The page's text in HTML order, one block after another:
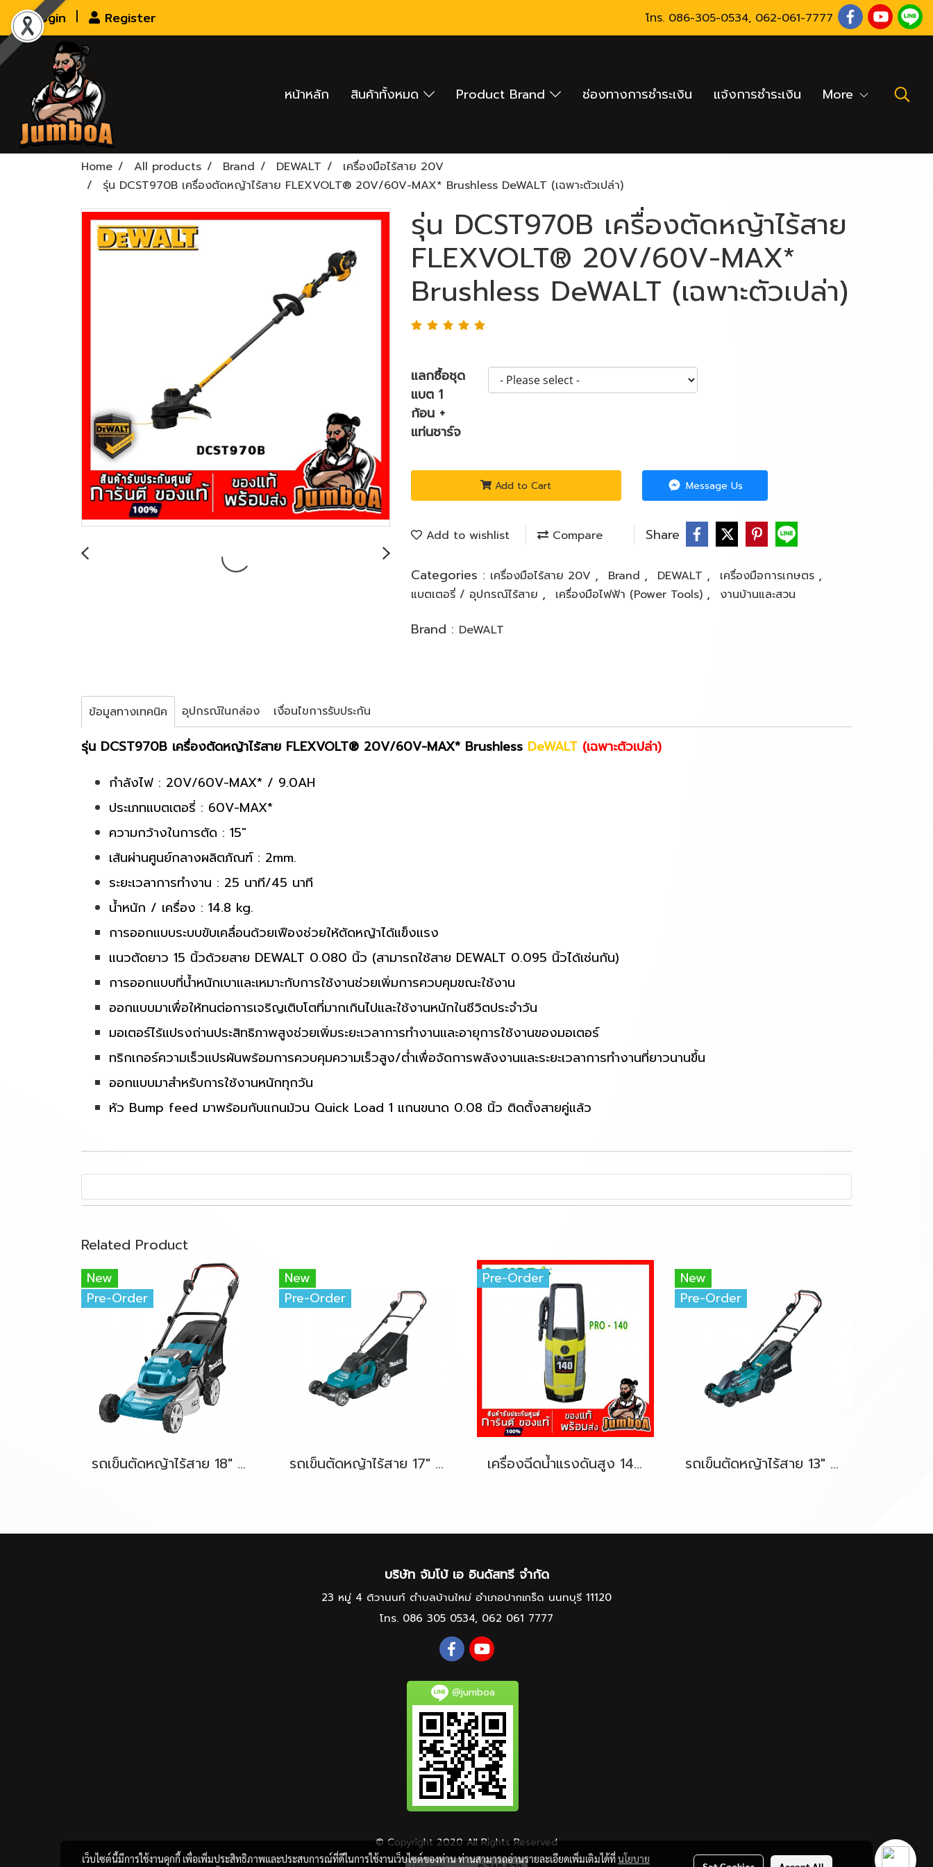
Login Register โทร. 086-305-0534, 062-061-7777
หน้าหลัก สินค้าทั้งหมด Product Brand ช่องทางการชำระเงิน แจ้งการชำระเงิน More
Home All products Brand DEWALT
เครื่องมือไร้สาย 20V
รุ่น DCST970B เครื่องตัดหญ้าไร้สาย FLEXVOLT® 20V/60V-MAX* Brushless DeWALT (เฉพาะตัวเปล่า)
รุ่น DCST970B เครื่องตัดหญ้าไร้สาย
FLEXVOLT® 20V/60V-MAX*
Brushless DeWALT (เฉพาะตัวเปล่า)
แลกซื้อชุด
แบต 1
ก้อน +
แท่นชาร์จ
Add to Cart Message Us
Add to wishlist Compare Share
Categories : เครื่องมือไร้สาย 20V , Brand , DEWALT , เครื่องมือการเกษตร ,
แบตเตอรี่ / อุปกรณ์ไร้สาย , เครื่องมือไฟฟ้า (Power Tools) , งานบ้านและสวน
Brand : DeWALT
ข้อมูลทางเทคนิค อุปกรณ์ในกล่อง เงื่อนไขการรับประกัน
รุ่น DCST970B เครื่องตัดหญ้าไร้สาย FLEXVOLT® 20V/60V-MAX* Brushless DeWALT (เฉพาะตัวเปล่า)
กำลังไฟ : 20V/60V-MAX* / 9.0AH
ประเภทแบตเตอรี่ : 60V-MAX*
ความกว้างในการตัด : 15"
เส้นผ่านศูนย์กลางผลิตภัณฑ์ : 2mm.
ระยะเวลาการทำงาน : 25 นาที/45 นาที
น้ำหนัก / เครื่อง : 14.8 kg.
การออกแบบระบบขับเคลื่อนด้วยเฟืองช่วยให้ตัดหญ้าได้แข็งแรง
แนวตัดยาว 15 นิ้วด้วยสาย DEWALT 0.080 นิ้ว (สามารถใช้สาย DEWALT 0.095 นิ้วได้เช่นกัน)
การออกแบบที่น้ำหนักเบาและเหมาะกับการใช้งานช่วยเพิ่มการควบคุมขณะใช้งาน
ออกแบบมาเพื่อให้ทนต่อการเจริญเติบโตที่มากเกินไปและใช้งานหนักในชีวิตประจำวัน
มอเตอร์ไร้แปรงถ่านประสิทธิภาพสูงช่วยเพิ่มระยะเวลาการทำงานและอายุการใช้งานของมอเตอร์
ทริกเกอร์ความเร็วแปรผันพร้อมการควบคุมความเร็วสูง/ต่ำเพื่อจัดการพลังงานและระยะเวลาการทำงานที่ยาวนานขึ้น
ออกแบบมาสำหรับการใช้งานหนักทุกวัน
หัว Bump feed มาพร้อมกับแกนม้วน Quick Load 1 แกนขนาด 0.08 นิ้ว ติดตั้งสายคู่แล้ว
Related Product
New
Pre-Order
รถเข็นตัดหญ้าไร้สาย 18" 36V-BL (18Vx2) MAKITA DLM460Z ตัวเครื่องเปล่า
New
Pre-Order
รถเข็นตัดหญ้าไร้สาย 17" 36V-LXT (18Vx2) MAKITA DLM432Z ตัวเครื่องเปล่า
Pre-Order
เครื่องฉีดน้ำแรงดันสูง 140 Bar LAVOR PRO-140 2100W.
New
Pre-Order
รถเข็นตัดหญ้าไร้สาย 13" 18V-LXT MAKITA DLM330Z ตัวเครื่องเปล่า
บริษัท จัมโบ้ เอ อินดัสทรี จำกัด
23 หมู่ 4 ติวานนท์ ตำบลบ้านใหม่ อำเภอปากเกร็ด นนทบุรี 11120
โทร. 086 305 0534, 062 061 7777
@jumboa
© Copyright 2020 All Rights Reserved
เว็บไซต์นี้มีการใช้งานคุกกี้ เพื่อเพิ่มประสิทธิภาพและประสบการณ์ที่ดีในการใช้งานเว็บไซต์ของท่าน ท่านสามารถอ่านรายละเอียดเพิ่มเติมได้ที่นโยบาย